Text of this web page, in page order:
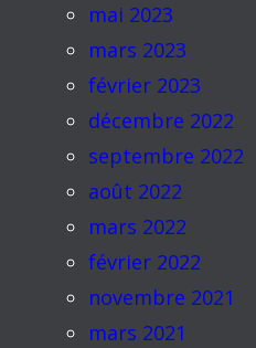
mai 2023
mars 2023
février 2023
décembre 2022
septembre 2022
août 2022
mars 2022
février 2022
novembre 2021
mars 2021